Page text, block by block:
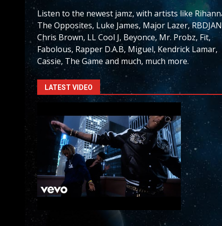
Listen to the newest jamz, with artists like
The Opposites, Luke James, Major Lazer,
Chris Brown, LL Cool J, Beyonce, Mr. Probz, Fit,
Fabolous, Rapper D.A.B, Miguel, Kendrick Lamar,
Cassie, The Game and much, much more.
LATEST VIDEO